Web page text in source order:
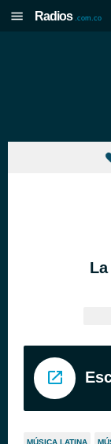
Radios .com.co
MÚSICA LATINA